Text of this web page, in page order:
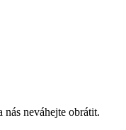
neváhejte obrátit.